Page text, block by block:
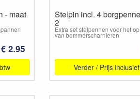
- maat
€ 2.95
Stelpin incl. 4
2
Extra set stelpennen voor het
van bommerscharnieren
Verder / Prijs